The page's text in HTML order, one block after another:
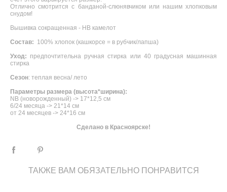
Отлично смотрится с банданой-слюнявчиком или нашим хлопковым
снудом!
Вышивка сокращенная - HB камелот
Состав: 100% хлопок (кашкорсе = в рубчик/лапша)
Уход: предпочтительна ручная стирка или 40 градусная машинная
стирка
Сезон: теплая весна/ лето
Параметры размера (высота*ширина):
NB (новорожденный) -> 17*12,5 см
6/24 месяца -> 21*14 см
от 24 месяцев -> 24*16 см
Сделано в Красноярске!
ТАКЖЕ ВАМ ОБЯЗАТЕЛЬНО ПОНРАВИТСЯ